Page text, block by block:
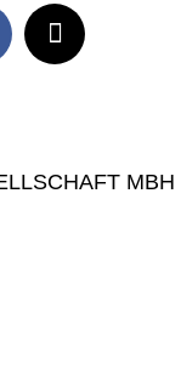
MBH